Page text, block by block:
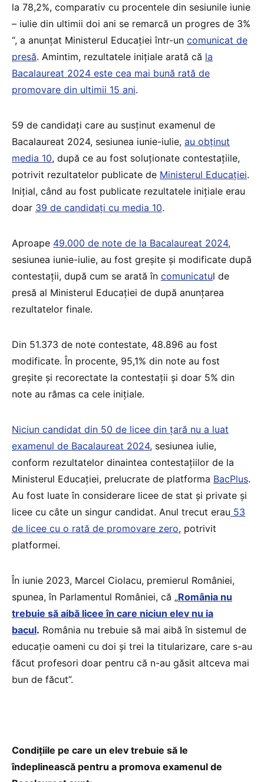
la 78,2%, comparativ cu procentele din sesiunile iunie
– iulie din ultimii doi ani se remarcă un progres de 3%
“, a anunțat Ministerul Educației într-un comunicat de
presă. Amintim, rezultatele inițiale arată că la
Bacalaureat 2024 este cea mai bună rată de
promovare din ultimii 15 ani.
59 de candidați care au susținut examenul de
Bacalaureat 2024, sesiunea iunie-iulie, au obținut
media 10, după ce au fost soluționate contestațiile,
potrivit rezultatelor publicate de Ministerul Educației.
Inițial, când au fost publicate rezultatele inițiale erau
doar 39 de candidați cu media 10.
Aproape 49.000 de note de la Bacalaureat 2024,
sesiunea iunie-iulie, au fost greșite și modificate după
contestații, după cum se arată în comunicatul de
presă al Ministerul Educației de după anunțarea
rezultatelor finale.
Din 51.373 de note contestate, 48.896 au fost
modificate. În procente, 95,1% din note au fost
greșite și recorectate la contestații și doar 5% din
note au rămas ca cele inițiale.
Niciun candidat din 50 de licee din țară nu a luat
examenul de Bacalaureat 2024, sesiunea iulie,
conform rezultatelor dinaintea contestațiilor de la
Ministerul Educației, prelucrate de platforma BacPlus.
Au fost luate în considerare licee de stat și private și
licee cu câte un singur candidat. Anul trecut erau 53
de licee cu o rată de promovare zero, potrivit
platformei.
În iunie 2023, Marcel Ciolacu, premierul României,
spunea, în Parlamentul României, că „România nu
trebuie să aibă licee în care niciun elev nu ia
bacul. România nu trebuie să mai aibă în sistemul de
educație oameni cu doi și trei la titularizare, care s-au
făcut profesori doar pentru că n-au găsit altceva mai
bun de făcut”.
Condițiile pe care un elev trebuie să le
îndeplinească pentru a promova examenul de